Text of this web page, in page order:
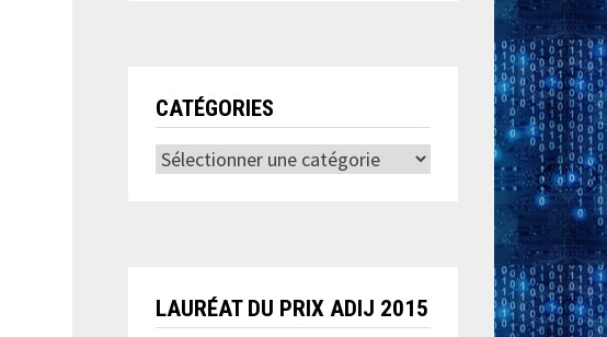
CATÉGORIES
Catégories
LAURÉAT DU PRIX ADIJ 2015